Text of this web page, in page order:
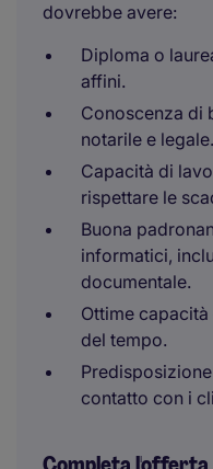
dovrebbe avere:
Diploma o
affini.
Conoscenza di
notarile e legale.
Capacità di
rispettare le
Buona
informatici,
documentale.
Ottime
del tempo.
contatto con i